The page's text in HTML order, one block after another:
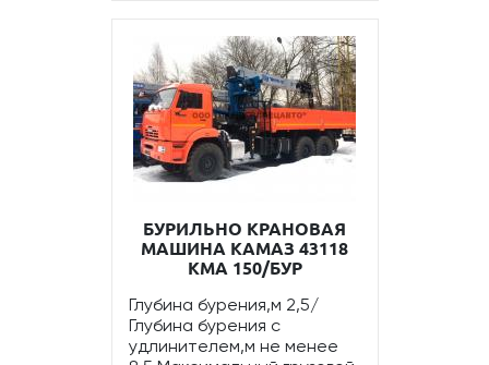
БУРИЛЬНО КРАНОВАЯ
МАШИНА КАМАЗ 43118
КМА 150/БУР
Глубина бурения,м 2,5/
Глубина бурения с
удлинителем,м не менее